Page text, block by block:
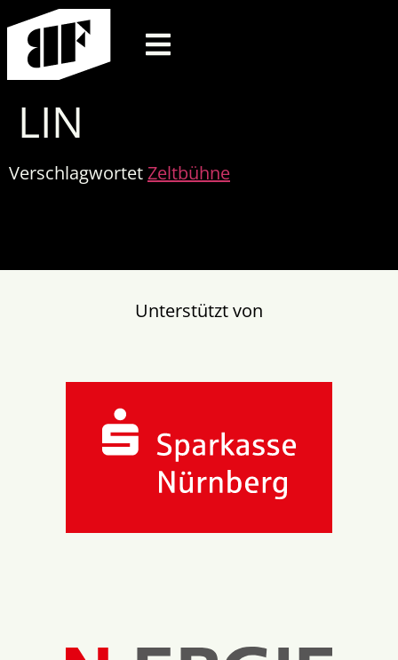
LIN
VerschlagwortetZeltbühne
Unterstützt von